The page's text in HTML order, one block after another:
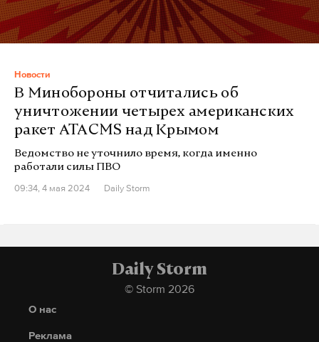
Новости
В Минобороны отчитались об
уничтожении четырех американских
ракет ATACMS над Крымом
Ведомство не уточнило время, когда именно
работали силы ПВО
09:34, 4 мая 2024
Daily Storm
Daily Storm
© Storm 2026
О нас
Реклама